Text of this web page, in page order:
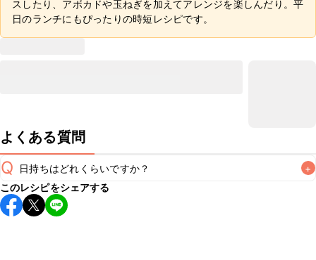
スしたり、アボカドや玉ねぎを加えてアレンジを楽しんだり。平
日のランチにもぴったりの時短レシピです。
よくある質問
Q 日持ちはどれくらいですか？ +
こちらのレシピは出来たてをお召し上がりいただくことをお
すすめします。
このレシピをシェアする